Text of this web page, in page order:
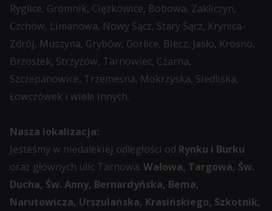
Ryglice, Gromnik, Ciężkowice, Bobowa, Zakliczyn,
Czchów, Limanowa, Nowy Sącz, Stary Sącz, Krynica-
Zdrój, Muszyna, Grybów, Gorlice, Biecz, Jasło, Krosno,
Brzostek, Strzyżów, Tarnowiec, Czarna,
Szczepanowice, Trzemesna, Mokrzyska, Siedliska,
Łowczówek i wiele innych.
Nasza lokalizacja:
Jesteśmy w niedalekiej odległości od Rynku i Burku
oraz głównych ulic Tarnowa:Wałowa, Targowa, Św.
Ducha, Św. Anny, Bernardyńska, Bema,
Narutowicza, Urszulańska, Krasińskiego, Szkotnik,
używanych
plików
cookie,
zbierane
dane
oraz
przechowywania
lub
udostępniania
Twoich
informacji.